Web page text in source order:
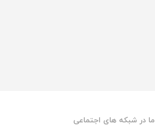
ما در شبکه های اجتماعی